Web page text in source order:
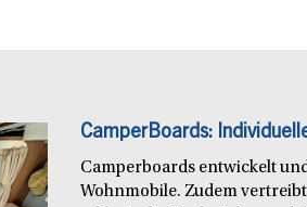
CamperBoards:
Camperboards entwickelt
Wohnmobile. Zudem